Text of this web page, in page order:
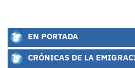
EN PORTADA
CRÓNICAS DE LA